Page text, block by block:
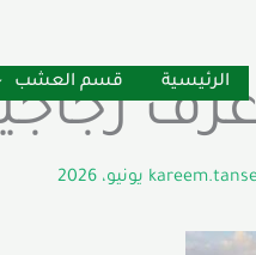
الرئيسية قسم العشب